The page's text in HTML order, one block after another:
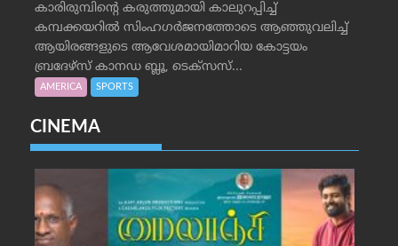
കാരിരുമ്പിന്റെ കരുത്തുമായി കാലുറപ്പിച്ച്
കമ്പക്കയറില്‍ സിംഹഗര്‍ജനത്തോടെ ആഞ്ഞുവലിച്ച്
ആയിരങ്ങളുടെ ആവേശമായിമാറിയ കോട്ടയം
ബ്രദേഴ്‌സ് കാനഡ ബ്ലൂ, ടെക്‌സസ്...
AMERICA SPORTS
CINEMA